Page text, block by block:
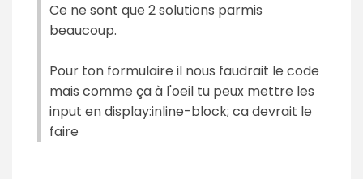
Ce ne sont que 2 solutions parmis
beaucoup.
Pour ton formulaire il nous faudrait le code
mais comme ça à l'oeil tu peux mettre les
input en display:inline-block; ca devrait le
faire